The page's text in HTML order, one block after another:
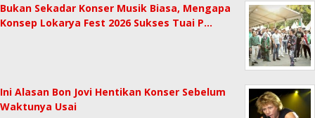
Bukan Sekadar Konser Musik Biasa, Mengapa
Konsep Lokarya Fest 2026 Sukses Tuai P…
Ini Alasan Bon Jovi Hentikan Konser Sebelum
Waktunya Usai